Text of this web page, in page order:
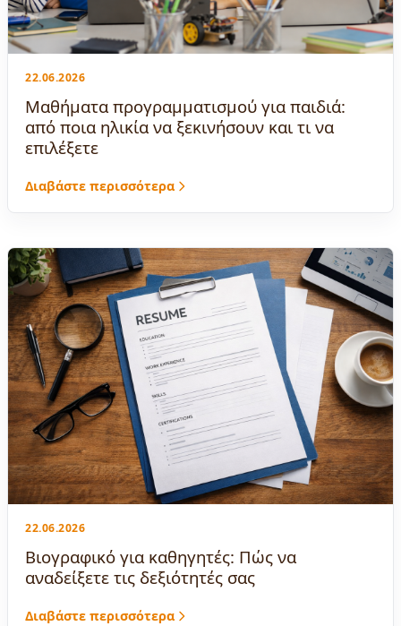
22.06.2026
Μαθήματα προγραμματισμού για παιδιά:
από ποια ηλικία να ξεκινήσουν και τι να
επιλέξετε
Διαβάστε περισσότερα
22.06.2026
Βιογραφικό για καθηγητές: Πώς να
αναδείξετε τις δεξιότητές σας
Διαβάστε περισσότερα